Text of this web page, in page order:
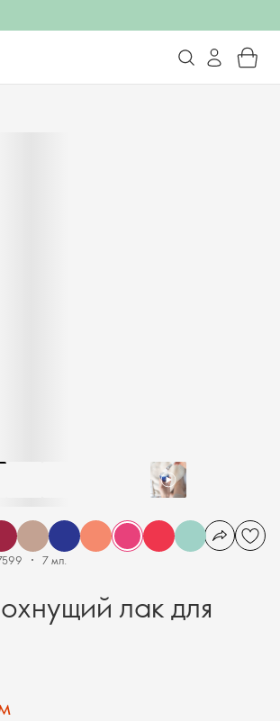
лак для
7 мл.